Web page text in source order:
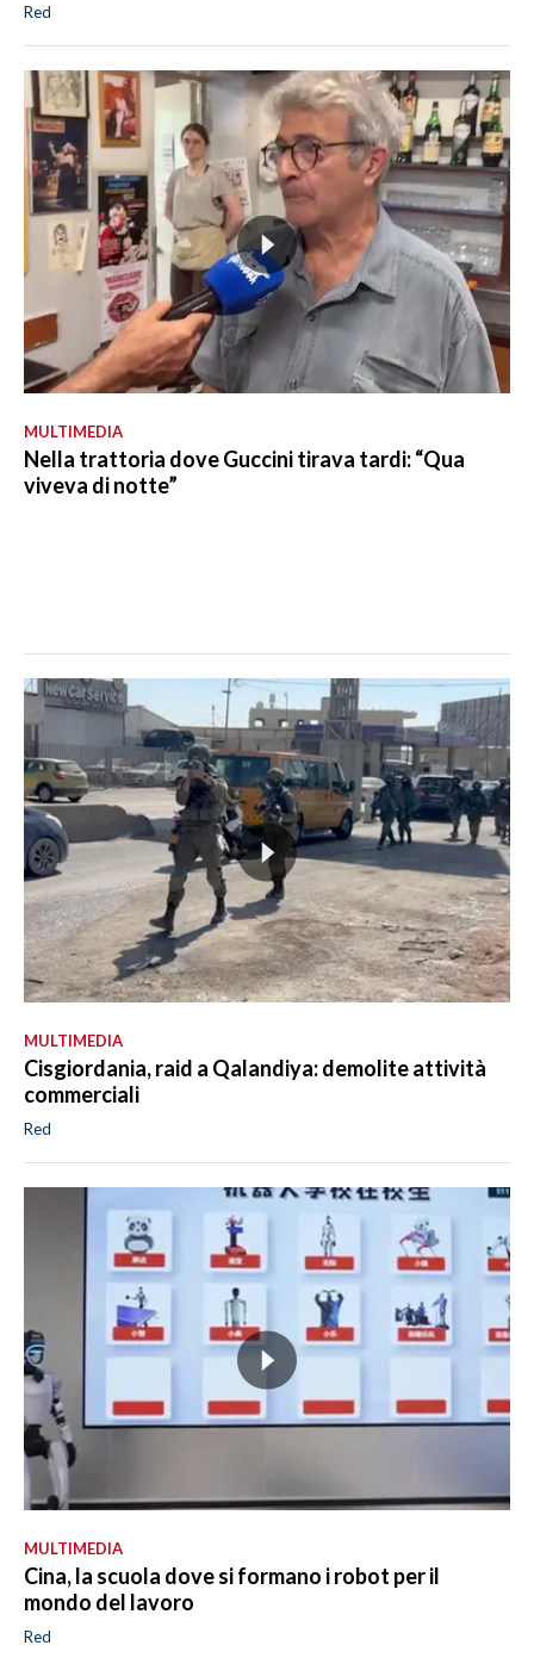
Red
MULTIMEDIA
Nella trattoria dove Guccini tirava tardi: “Qua
viveva di notte”
MULTIMEDIA
Cisgiordania, raid a Qalandiya: demolite attività
commerciali
Red
MULTIMEDIA
Cina, la scuola dove si formano i robot per il
mondo del lavoro
Red